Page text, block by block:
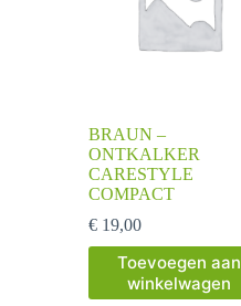
BRAUN –
ONTKALKER
CARESTYLE
COMPACT
€ 19,00
Toevoegen aan
winkelwagen